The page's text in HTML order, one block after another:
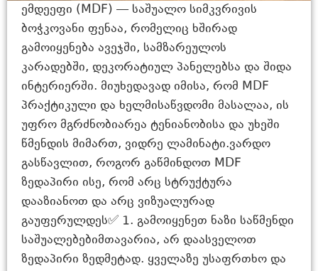
ემდეეფი (MDF) — საშუალო სიმკვრივის
ბოჭკოვანი ფენაა, რომელიც ხშირად
გამოიყენება ავეჯში, სამზარეულოს
კარადებში, დეკორატიულ პანელებსა და შიდა
ინტერიერში. მიუხედავად იმისა, რომ MDF
პრაქტიკული და ხელმისაწვდომი მასალაა, ის
უფრო მგრძნობიარეა ტენიანობისა და უხეში
წმენდის მიმართ, ვიდრე ლამინატი.ვარდო
გასწავლით, როგორ გაწმინდოთ MDF
ზედაპირი ისე, რომ არც სტრუქტურა
დააზიანოთ და არც ვიზუალურად
გაუფერულდეს✅ 1. გამოიყენეთ ნაზი საწმენდი
საშუალებებიმთავარია, არ დაასველოთ
ზედაპირი ზედმეტად. ყველაზე უსაფრთხო და